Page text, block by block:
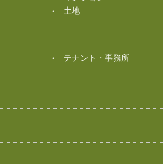
土地
テナント・事務所